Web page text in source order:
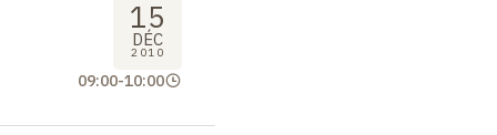
15
DÉC
2010
09:00-10:00